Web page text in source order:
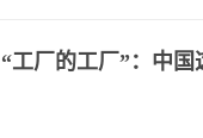
“工厂的工厂”：中